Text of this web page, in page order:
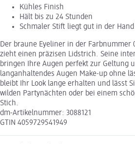
Kühles Finish
Hält bis zu 24 Stunden
Schmaler Stift liegt gut in der Hand
Der braune Eyeliner in der Farbnummer
zieht einen präzisen Lidstrich. Seine
bringen Ihre Augen perfekt zur Geltung
langanhaltendes Augen Make-up ohne
bleibt Ihr Look lange erhalten und lässt
wilden Partynächten oder bei einem
Stich.
dm-Artikelnummer: 3088121
GTIN 4059729541949